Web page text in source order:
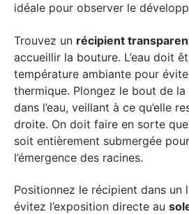
idéale pour observer le
Trouvez un récipient
accueillir la bouture. L’eau doit
température ambiante pour
thermique. Plongez le bout de
dans l’eau, veillant à ce qu’elle
droite. On doit faire en sorte
soit entièrement submergée
l’émergence des racines.
Positionnez le récipient dans un
évitez l’exposition directe au